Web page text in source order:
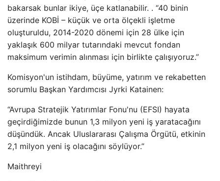
bakarsak bunlar ikiye, üçe katlanabilir. . “40 binin
üzerinde KOBİ – küçük ve orta ölçekli işletme
oluşturuldu, 2014-2020 dönemi için 28 ülke için
yaklaşık 600 milyar tutarındaki mevcut fondan
maksimum verimin alınması için birlikte çalışıyoruz.”
Komisyon'un istihdam, büyüme, yatırım ve rekabetten
sorumlu Başkan Yardımcısı Jyrki Katainen:
“Avrupa Stratejik Yatırımlar Fonu'nu (EFSI) hayata
geçirdiğimizde bunun 1,3 milyon yeni iş yaratacağını
düşündük. Ancak Uluslararası Çalışma Örgütü, etkinin
2,1 milyon yeni iş olacağını söylüyor.”
Maithreyi